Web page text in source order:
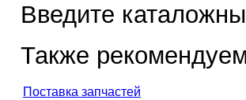
Введите
Также
Поставка запчастей